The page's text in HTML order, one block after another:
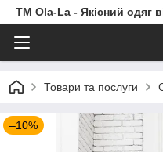
TM Ola-La - Якісний одяг
Товари та послуги
–10%